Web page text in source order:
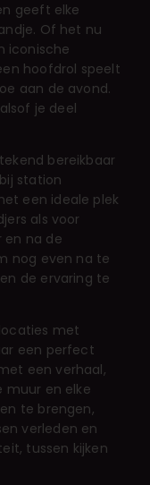
geeft elke
Of het nu
iconische
hoofdrol speelt
aan de avond.
je deel
bereikbaar
station
een ideale plek
als voor
en na de
nog even na te
de ervaring te
met
een perfect
een verhaal,
muur en elke
te brengen,
verleden en
tussen kijken